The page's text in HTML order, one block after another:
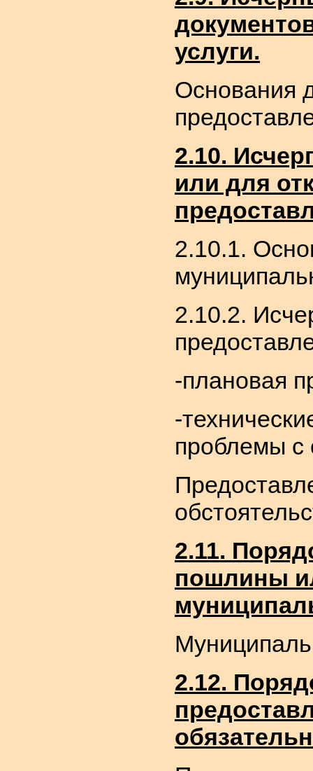
услуги.
Основания
2.10.
или для
2.10.1.
2.10.2.
-плановая
-
проблемы с
2.11.
пошлины
2.12.